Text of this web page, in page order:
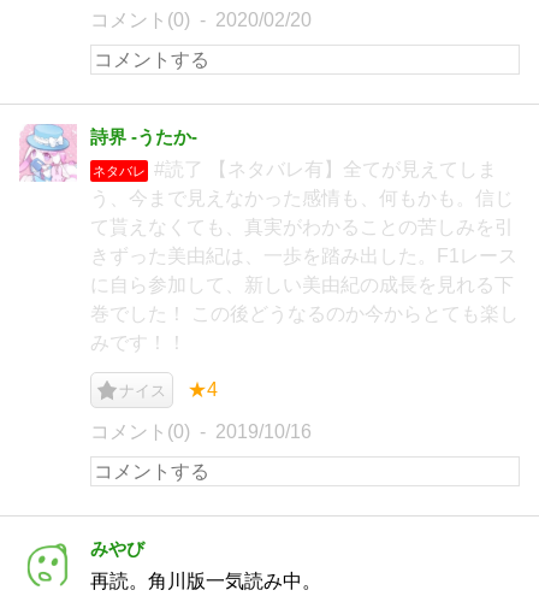
コメント(0) 2020/02/20
詩界 -うたか-
ネタバレ
#読了 【ネタバレ有】全てが見えてしま
う、今まで見えなかった感情も、何もかも。信じ
て貰えなくても、真実がわかることの苦しみを引
きずった美由紀は、一歩を踏み出した。F1レース
に自ら参加して、新しい美由紀の成長を見れる下
巻でした！ この後どうなるのか今からとても楽し
みです！！
ナイス ★4
コメント(0) 2019/10/16
みやび
再読。角川版一気読み中。